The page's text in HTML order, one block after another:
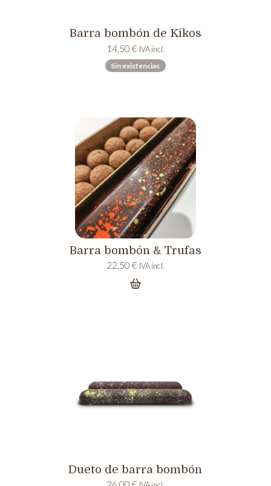
Barra bombón de Kikos
14,50 € IVA incl.
Sin existencias
Barra bombón & Trufas
22,50 € IVA incl.
Dueto de barra bombón